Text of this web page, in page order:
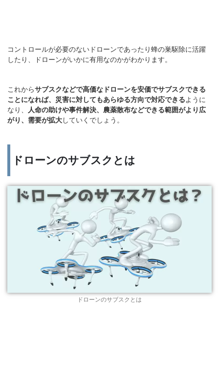
コントロールが必要のないドローンであったり蜂の巣駆除に活躍
したり、ドローンがいかに有用なのかがわかります。
これからサブスクなどで高価なドローンを安価でサブスクできる
ことになれば、災害に対してもあらゆる方向で対応できるように
なり、
人命の助けや事件解決、農薬散布などできる範囲がより広
がり、需要が拡大していくでしょう。
ドローンのサブスクとは
ドローンのサブスクとは